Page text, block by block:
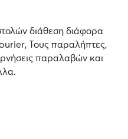
διάθεση διάφορα
Τους παραλήπτες,
παραλαβών και